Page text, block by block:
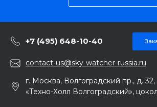
+7 (495) 648-10-40
contact-us@sky-watcher-russia.ru
г. Москва, Волгоградский пр., д.
«Техно-Холл Волгоградский»,